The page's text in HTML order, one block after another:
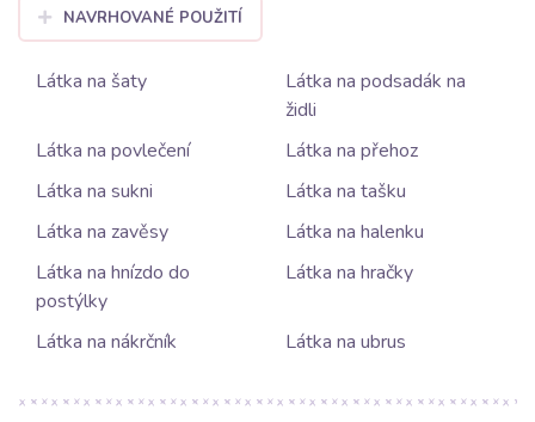
NAVRHOVANÉ POUŽITÍ
Látka na šaty
Látka na podsadák na
židli
Látka na povlečení
Látka na přehoz
Látka na sukni
Látka na tašku
Látka na zavěsy
Látka na halenku
Látka na hnízdo do
postýlky
Látka na hračky
Látka na nákrčník Látka na ubrus